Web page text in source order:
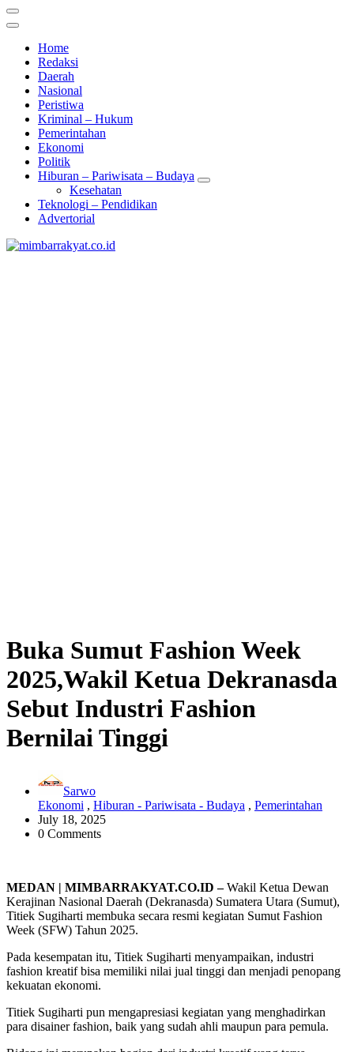
Home
Redaksi
Daerah
Nasional
Peristiwa
Kriminal – Hukum
Pemerintahan
Ekonomi
Politik
Hiburan – Pariwisata – Budaya
Kesehatan
Teknologi – Pendidikan
Advertorial
Buka Sumut Fashion Week
2025,Wakil Ketua Dekranasda
Sebut Industri Fashion
Bernilai Tinggi
Sarwo
Ekonomi , Hiburan - Pariwisata - Budaya , Pemerintahan
July 18, 2025
0 Comments
MEDAN | MIMBARRAKYAT.CO.ID –Wakil Ketua Dewan
Kerajinan Nasional Daerah (Dekranasda) Sumatera Utara (Sumut),
Titiek Sugiharti membuka secara resmi kegiatan Sumut Fashion
Week (SFW) Tahun 2025.
Pada kesempatan itu, Titiek Sugiharti menyampaikan, industri
fashion kreatif bisa memiliki nilai jual tinggi dan menjadi penopang
kekuatan ekonomi.
Titiek Sugiharti pun mengapresiasi kegiatan yang menghadirkan
para disainer fashion, baik yang sudah ahli maupun para pemula.